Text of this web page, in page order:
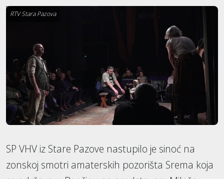
RTV Stara Pazova
SP VHV iz Stare Pazove nastupilo je sinoć na
zonskoj smotri amaterskih pozorišta Srema koja